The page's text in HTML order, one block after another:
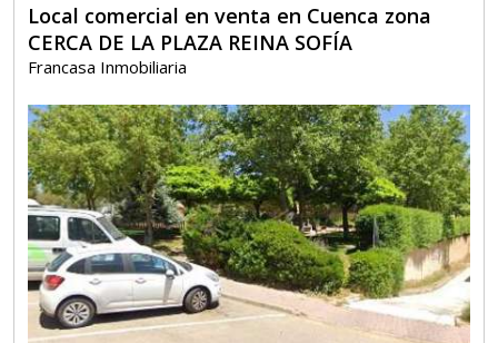
Local comercial en venta en Cuenca zona
CERCA DE LA PLAZA REINA SOFÍA
Francasa Inmobiliaria